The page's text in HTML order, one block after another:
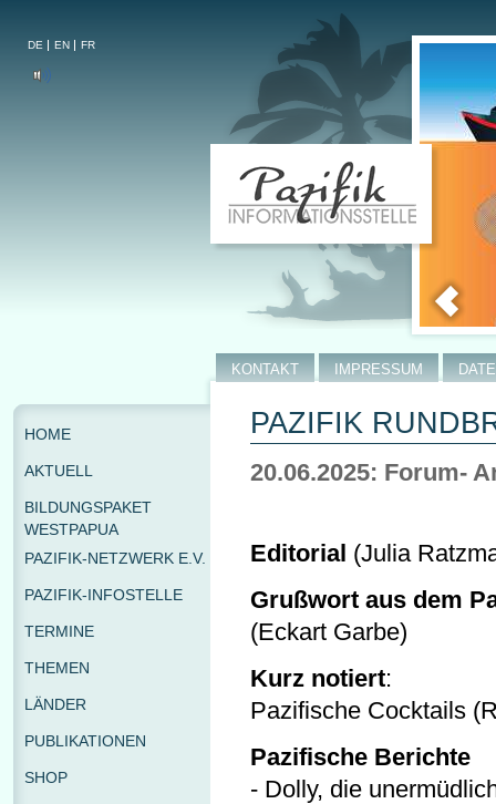
DE EN FR
PAZIFIK
20.06.2025: Forum-
Editorial (Julia
Grußwort aus dem
(Eckart Garbe)
Kurz notiert:
Pazifische Cocktails
Pazifische Berichte
- Dolly, die
KONTAKT IMPRESSUM
HOME
AKTUELL
BILDUNGSPAKET
WESTPAPUA
PAZIFIK-NETZWERK E.V.
PAZIFIK-INFOSTELLE
TERMINE
THEMEN
LÄNDER
PUBLIKATIONEN
SHOP